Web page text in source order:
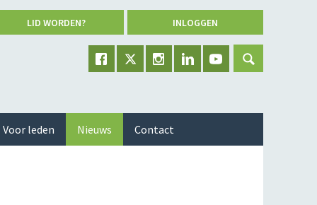
LID WORDEN? INLOGGEN
Voor leden Nieuws Contact